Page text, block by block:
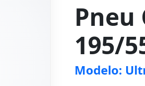
Pneu
195/
Modelo: